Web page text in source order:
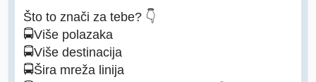
Što to znači za tebe? 👇
🚍Više polazaka
🚍Više destinacija
🚍Šira mreža linija